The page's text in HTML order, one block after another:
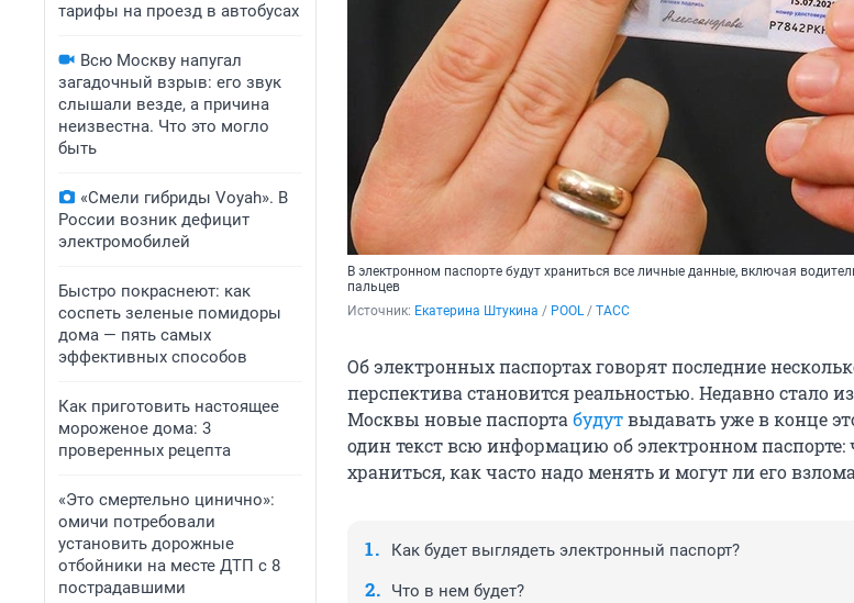
тарифы на проезд в автобусах
Всю Москву напугал
загадочный взрыв: его звук
слышали везде, а причина
неизвестна. Что это могло
быть
«Смели гибриды Voyah». В
России возник дефицит
электромобилей
Быстро покраснеют: как
соспеть зеленые помидоры
дома — пять самых
эффективных способов
Как приготовить настоящее
мороженое дома: 3
проверенных рецепта
«Это смертельно цинично»:
омичи потребовали
установить дорожные
отбойники на месте ДТП с 8
пострадавшими
В электронном паспорте будут храниться все личные данные, включая
пальцев
Источник: Екатерина Штукина / POOL / ТАСС
Об электронных паспортах говорят последние
перспектива становится реальностью. Недавно стало
Москвы новые паспорта будутвыдавать уже в конце
один текст всю информацию об электронном паспорте:
храниться, как часто надо менять и могут ли его
Как будет выглядеть электронный паспорт?
Что в нем будет?